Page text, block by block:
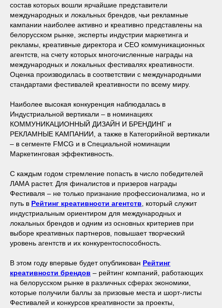
состав которых вошли ярчайшие представители
международных и локальных брендов, чьи рекламные
кампании наиболее активно и креативно представлены на
белорусском рынке, эксперты индустрии маркетинга и
рекламы, креативные директора и CEO коммуникационных
агентств, на счету которых многочисленные награды на
международных и локальных фестивалях креативности.
Оценка производилась в соответствии с международными
стандартами фестивалей креативности по всему миру.
Наиболее высокая конкуренция наблюдалась в
Индустриальной вертикали – в номинациях
КОММУНИКАЦИОННЫЙ ДИЗАЙН И БРЕНДИНГ и
РЕКЛАМНЫЕ КАМПАНИИ, а также в Категорийной вертикали
– в сегменте FMCG и в Специальной номинации
Маркетинговая эффективность.
С каждым годом стремление попасть в число победителей
ЛАМА растет. Для финалистов и призеров награды
Фестиваля – не только признание профессионализма, но и
путь в Рейтинг креативности агентств , который служит
индустриальным ориентиром для международных и
локальных брендов и одним из основных критериев при
выборе креативных партнеров, повышает творческий
уровень агентств и их конкурентоспособность.
В этом году впервые будет опубликован Рейтинг
креативности брендов – рейтинг компаний, работающих
на белорусском рынке в различных сферах экономики,
которые получили баллы за призовые места и шорт-листы
Фестивалей и конкурсов креативности за проекты,